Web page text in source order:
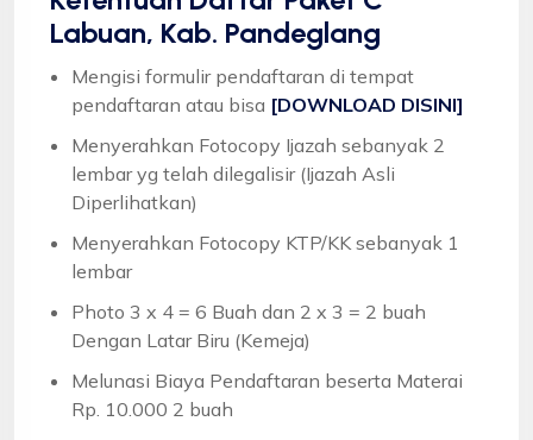
Labuan, Kab. Pandeglang
Mengisi formulir pendaftaran di tempat
pendaftaran atau bisa [DOWNLOAD DISINI]
Menyerahkan Fotocopy Ijazah sebanyak 2
lembar yg telah dilegalisir (Ijazah Asli
Diperlihatkan)
Menyerahkan Fotocopy KTP/KK sebanyak 1
lembar
Photo 3 x 4 = 6 Buah dan 2 x 3 = 2 buah
Dengan Latar Biru (Kemeja)
Melunasi Biaya Pendaftaran beserta Materai
Rp. 10.000 2 buah